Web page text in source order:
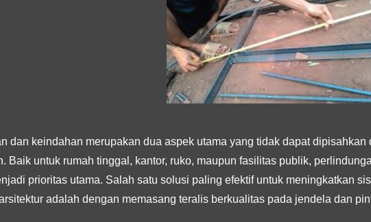
dan keindahan merupakan dua aspek utama yang tidak dapat
Baik untuk rumah tinggal, kantor, ruko, maupun fasilitas publik,
prioritas utama. Salah satu solusi paling efektif untuk meningkatkan
adalah dengan memasang teralis berkualitas pada jendela dan